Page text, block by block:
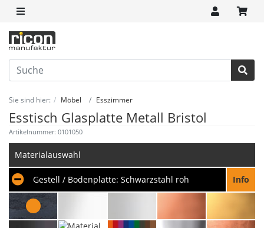
Sie sind hier: Möbel Esszimmer
Esstisch Glasplatte Metall Bristol
Artikelnummer: 0101050
Materialauswahl
Gestell / Bodenplatte: Schwarzstahl roh Info